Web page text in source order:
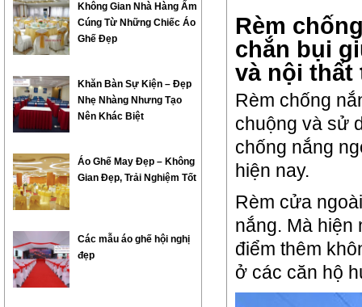
Rèm
chắn bụi
và nội thất
Rèm chống
chuộng và sử
chống nắng
hiện nay.
Rèm cửa
nắng. Mà hiện
điểm thêm
ở các căn hộ
Không Gian Nhà Hàng Ấm
Cúng Từ Những Chiếc Áo
Ghế Đẹp
Khăn Bàn Sự Kiện – Đẹp
Nhẹ Nhàng Nhưng Tạo
Nên Khác Biệt
Áo Ghế May Đẹp – Không
Gian Đẹp, Trải Nghiệm Tốt
Các mẫu áo ghế hội nghị
đẹp